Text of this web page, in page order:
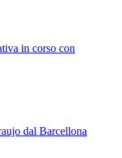
in corso con
dal Barcellona